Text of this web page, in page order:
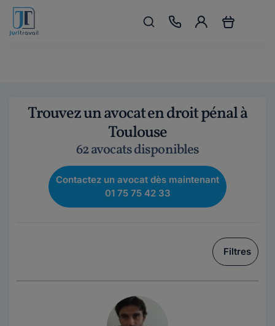
Trouvez un avocat en droit pénal à
Toulouse
62 avocats disponibles
Contactez un avocat dès maintenant
01 75 75 42 33
Filtres